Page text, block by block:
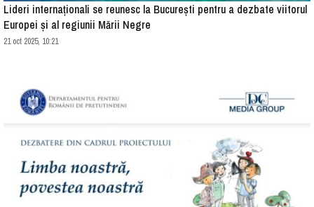
Lideri internaționali se reunesc la București pentru a dezbate viitorul
Europei și al regiunii Mării Negre
21 oct 2025, 10:21